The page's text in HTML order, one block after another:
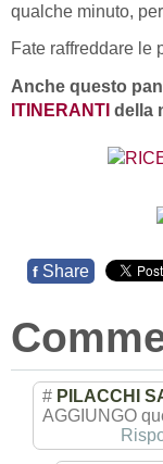
qualche minuto,
Fate raffreddare le
Anche questo
ITINERANTI della
f Share
# PILACCHI
AGGIUNGO